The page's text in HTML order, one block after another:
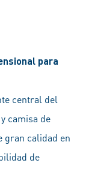
para
central del
camisa de
gran calidad en
de